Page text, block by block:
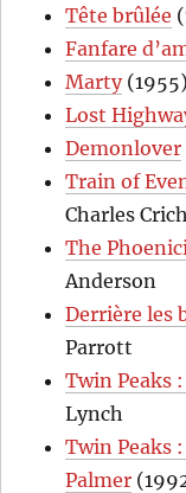
Tête brûlée
Fanfare
Marty
Lost
Demonlover
Train of
Charles
The
Anderson
Derrière les
Parrott
Twin Peaks
Lynch
Twin Peaks
Palmer